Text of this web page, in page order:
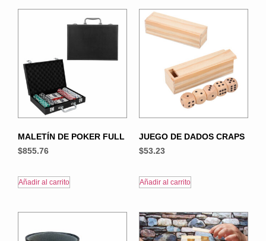
MALETÍN DE POKER FULL
$855.76
Añadir al carrito
JUEGO DE DADOS CRAPS
$53.23
Añadir al carrito